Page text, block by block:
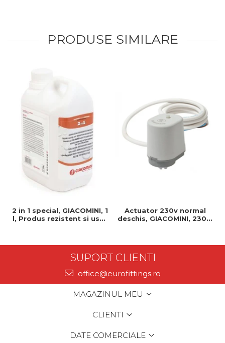
PRODUSE SIMILARE
2 in 1 special, GIACOMINI, 1
l, Produs rezistent si usor
Actuator 230v normal
deschis, GIACOMINI, 230v,
SUPORT CLIENTI
office@eurofittings.ro
MAGAZINUL MEU
CLIENTI
DATE COMERCIALE